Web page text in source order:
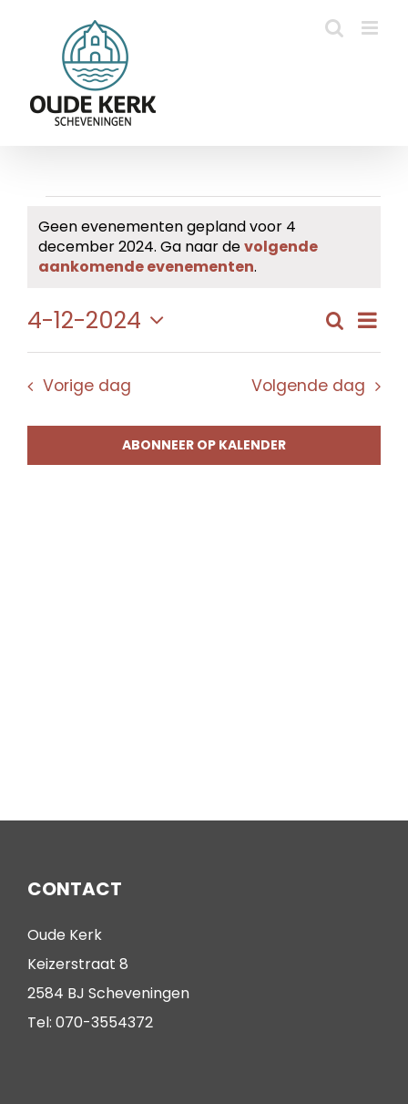
Evenementen
in
4
december
2024
Bericht
Geen evenementen gepland voor 4
december 2024. Ga naar devolgende
aankomende evenementen.
en
Zoeken
Dag
4-12-2024
Selecteer
datum.
Vorige dag Volgende dag
ABONNEER OP KALENDER
CONTACT
Oude Kerk
Keizerstraat 8
2584 BJ Scheveningen
Tel: 070-3554372